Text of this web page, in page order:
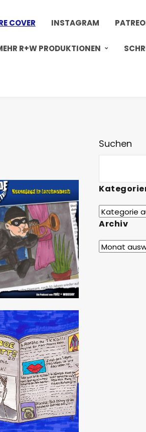
COVER INSTAGRAM
R+W PRODUKTIONEN
Suchen
Archiv